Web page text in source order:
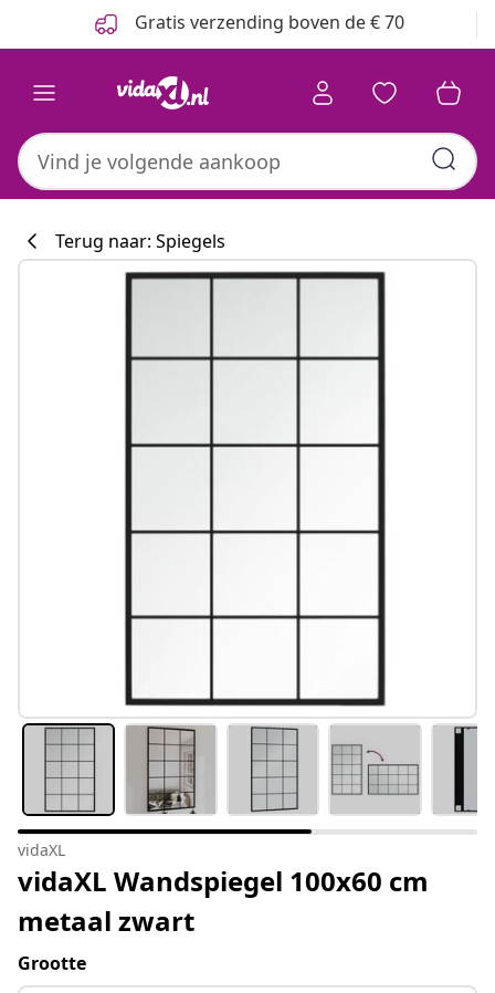
Gratis verzending boven de € 70
Terug naar: Spiegels
vidaXL
vidaXL Wandspiegel 100x60 cm
metaal zwart
Grootte